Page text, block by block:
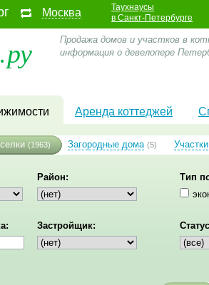
Москва
Таухнаусы
в Санкт-Петербурге
Продажа домов и участков в
информация о девелопере
Аренда коттеджей
(1963) Загородные дома (5) Участки
Район:
Тип
Застройщик: